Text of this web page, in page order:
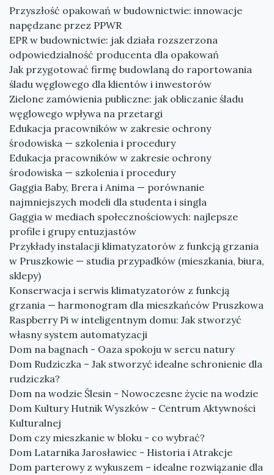
Przyszłość opakowań w budownictwie: innowacje
napędzane przez PPWR
EPR w budownictwie: jak działa rozszerzona
odpowiedzialność producenta dla opakowań
Jak przygotować firmę budowlaną do raportowania
śladu węglowego dla klientów i inwestorów
Zielone zamówienia publiczne: jak obliczanie śladu
węglowego wpływa na przetargi
Edukacja pracowników w zakresie ochrony
środowiska — szkolenia i procedury
Edukacja pracowników w zakresie ochrony
środowiska — szkolenia i procedury
Gaggia Baby, Brera i Anima — porównanie
najmniejszych modeli dla studenta i singla
Gaggia w mediach społecznościowych: najlepsze
profile i grupy entuzjastów
Przykłady instalacji klimatyzatorów z funkcją grzania
w Pruszkowie — studia przypadków (mieszkania, biura,
sklepy)
Konserwacja i serwis klimatyzatorów z funkcją
grzania — harmonogram dla mieszkańców Pruszkowa
Raspberry Pi w inteligentnym domu: Jak stworzyć
własny system automatyzacji
Dom na bagnach - Oaza spokoju w sercu natury
Dom Rudziczka – Jak stworzyć idealne schronienie dla
rudziczka?
Dom na wodzie Ślesin - Nowoczesne życie na wodzie
Dom Kultury Hutnik Wyszków - Centrum Aktywności
Kulturalnej
Dom czy mieszkanie w bloku - co wybrać?
Dom Latarnika Jarosławiec - Historia i Atrakcje
Dom parterowy z wykuszem – idealne rozwiązanie dla